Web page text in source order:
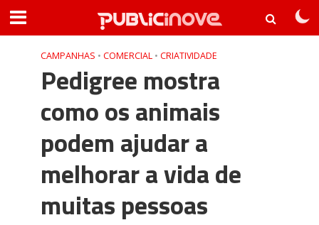
CAMPANHAS • COMERCIAL • CRIATIVIDADE
Pedigree mostra
como os animais
podem ajudar a
melhorar a vida de
muitas pessoas